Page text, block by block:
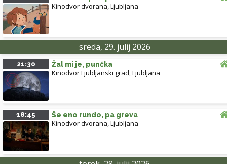
Kinodvor dvorana,Ljubljana
sreda, 29. julij 2026
21:30 Žal mi je, punčka
Kinodvor Ljubljanski grad,Ljubljana
18:45 Še eno rundo, pa greva
Kinodvor dvorana,Ljubljana